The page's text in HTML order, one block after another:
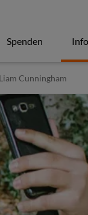
Spenden
Liam Cunningham